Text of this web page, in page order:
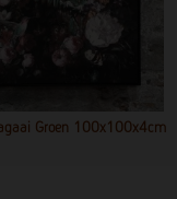
Groen 100x100x4cm